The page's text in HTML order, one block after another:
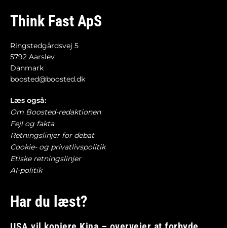
Think Fast ApS
Ringstedgårdsvej 5
5792 Aarslev
Danmark
boosted@boosted.dk
Læs også:
Om Boosted-redaktionen
Fejl og fakta
Retningslinjer for debat
Cookie- og privatlivspolitik
Etiske retningslinjer
AI-politik
Har du læst?